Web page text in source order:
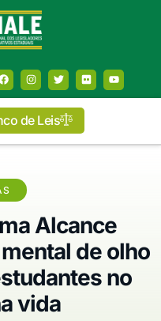
de Leis
Alcance
de olho
no
vida